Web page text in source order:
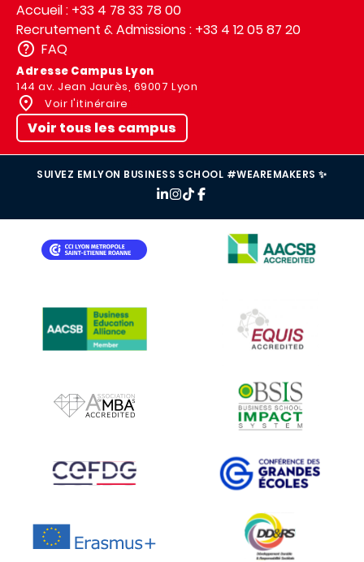
Accueil : +33 4 78 33 78 00
Recrutement & Admissions : +33 4 12 05 87 20
FAQ
Adresse Campus Lyon
144 av. Jean Jaurès, 69007 Lyon
Voir l'itinéraire
Voir tous les campus
SUIVEZ EMLYON BUSINESS SCHOOL #WEAREMAKERS ✨
IMAGE
IMAGE
IMAGE
IMAGE
IMAGE IMAGE